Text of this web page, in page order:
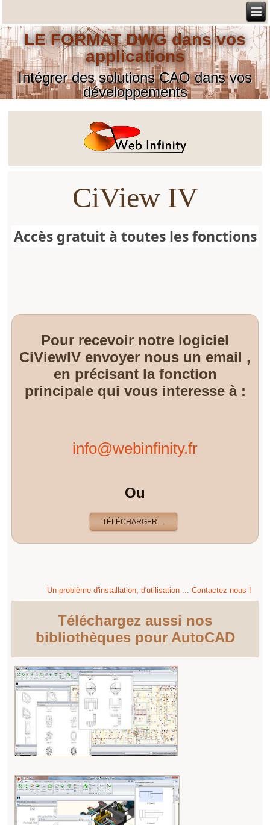
LE FORMAT DWG dans vos
applications
Intégrer des solutions CAO dans vos
développements
CiView IV
Accès gratuit à toutes les fonctions
Pour recevoir notre logiciel
CiViewIV envoyer nous un email ,
en précisant la fonction
principale qui vous interesse à :
info@webinfinity.fr
Ou
TÉLÉCHARGER ...
Un problème d'installation, d'utilisation ... Contactez nous !
Téléchargez aussi nos
bibliothèques pour AutoCAD